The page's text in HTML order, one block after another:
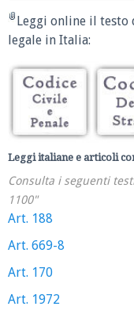
Leggi online il
legale in Italia:
Leggi italiane e articoli
Consulta i seguenti
1100"
Art. 188
Art. 669-8
Art. 170
Art. 1972